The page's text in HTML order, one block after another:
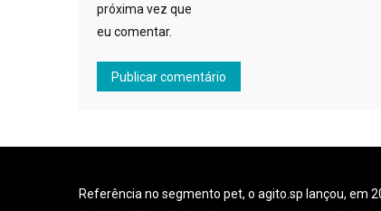
próxima vez que
eu comentar.
Referência no segmento pet, o agito.sp lançou, em